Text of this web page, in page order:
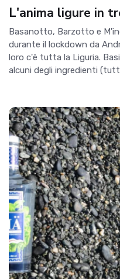
L'anima ligure in
Basanotto, Barzotto e
durante il lockdown da
loro c'è tutta la Liguria.
alcuni degli ingredienti